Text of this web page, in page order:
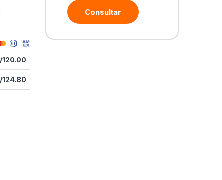
120.00
124.80
Consultar